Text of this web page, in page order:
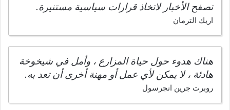
تصفح الأخبار لاتخاذ قرارات سياسية مستنيرة.
اريك الترمان
هناك هدوء حول حياة المزارع ، وأمل في شيخوخة
هادئة ، لا يمكن لأي عمل أو مهنة أخرى أن تعد به.
روبرت جرين انجرسول